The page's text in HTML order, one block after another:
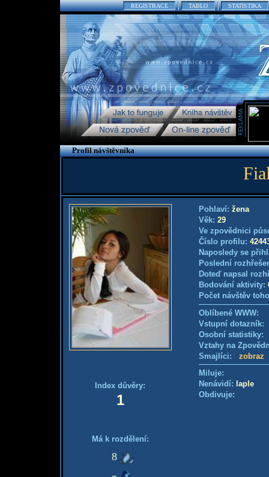
REGISTRACE TABLO STATISTIKA
Profil návštěvníka
Index důvěry:
1
Má k rozdělení:
8
Pohlaví: žena
Věk: 29
Ve zpovědnici
Číslo profilu:
Naposledy se
Poslední
Doteď napsal
Bodování aktivity:
Počet návštěv
Oblíbené WWW:
Vstupní
Osobní
Vztahy na
Smajlíci: zobraz
Miluje:
Nenávidí: laple
Obdivuje: